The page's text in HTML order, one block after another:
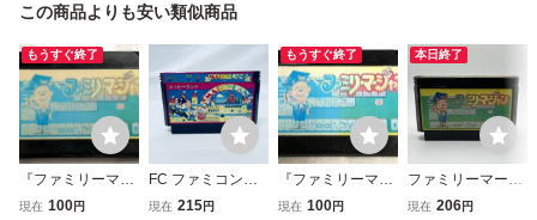
この商品よりも安い類似商品
もうすぐ終了
『ファミリーマー
ジャン』 ＦＣ
現在 100円
FC ファミコンソ
フト マッピーラン
現在 215円
もうすぐ終了
『ファミリーマー
ジャン』 ＦＣ
現在 100円
本日終了
ファミリーマージ
ャン 1987 日本物
現在 206円